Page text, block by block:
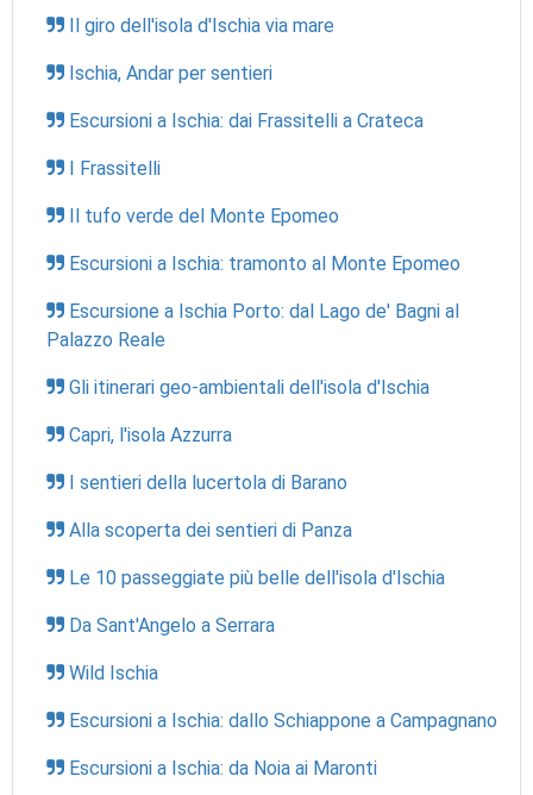
Il giro dell'isola d'Ischia via mare
Ischia, Andar per sentieri
Escursioni a Ischia: dai Frassitelli a Crateca
I Frassitelli
Il tufo verde del Monte Epomeo
Escursioni a Ischia: tramonto al Monte Epomeo
Escursione a Ischia Porto: dal Lago de' Bagni al
Palazzo Reale
Gli itinerari geo-ambientali dell'isola d'Ischia
Capri, l'isola Azzurra
I sentieri della lucertola di Barano
Alla scoperta dei sentieri di Panza
Le 10 passeggiate più belle dell'isola d'Ischia
Da Sant'Angelo a Serrara
Wild Ischia
Escursioni a Ischia: dallo Schiappone a Campagnano
Escursioni a Ischia: da Noia ai Maronti